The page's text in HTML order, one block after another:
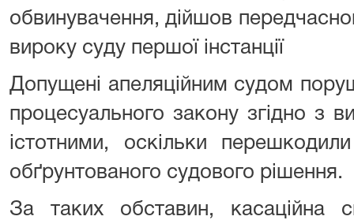
обвинувачення, дійшов
вироку суду першої
Допущені апеляційним судом
процесуального закону згідно з
істотними, оскільки
обґрунтованого судового рішення.
За таких обставин, касаційна